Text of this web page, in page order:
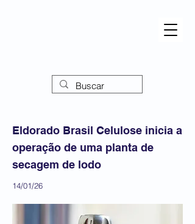
Eldorado Brasil Celulose inicia a
operação de uma planta de
secagem de lodo
14/01/26